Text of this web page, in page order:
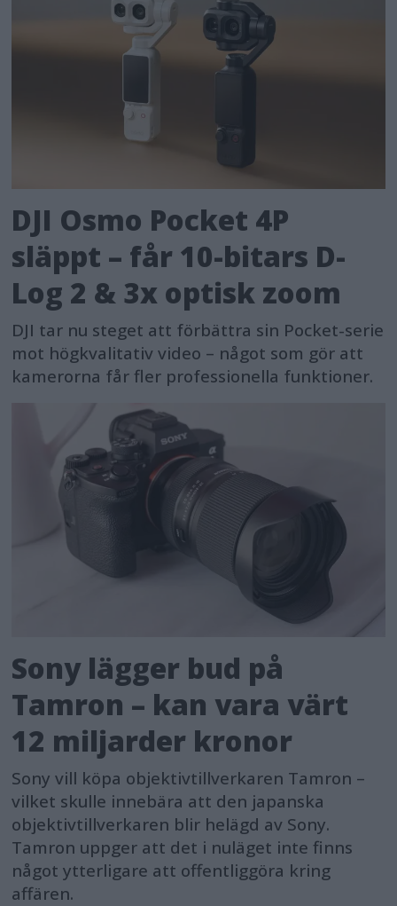
DJI Osmo Pocket 4P
släppt – får 10-bitars D-
Log 2 & 3x optisk zoom
DJI tar nu steget att förbättra sin Pocket-serie
mot högkvalitativ video – något som gör att
kamerorna får fler professionella funktioner.
Sony lägger bud på
Tamron – kan vara värt
12 miljarder kronor
Sony vill köpa objektivtillverkaren Tamron –
vilket skulle innebära att den japanska
objektivtillverkaren blir helägd av Sony.
Tamron uppger att det i nuläget inte finns
något ytterligare att offentliggöra kring
affären.